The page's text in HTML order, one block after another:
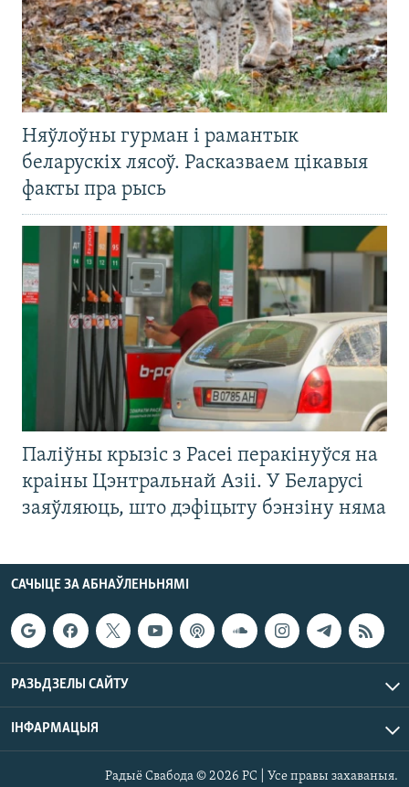
Няўлоўны гурман і рамантык
беларускіх лясоў. Расказваем цікавыя
факты пра рысь
Паліўны крызіс з Расеі перакінуўся на
краіны Цэнтральнай Азіі. У Беларусі
заяўляюць, што дэфіцыту бэнзіну няма
САЧЫЦЕ ЗА АБНАЎЛЕНЬНЯМІ
РАЗЬДЗЕЛЫ САЙТУ
ІНФАРМАЦЫЯ
Радыё Свабода © 2026 РС | Усе правы захаваныя.